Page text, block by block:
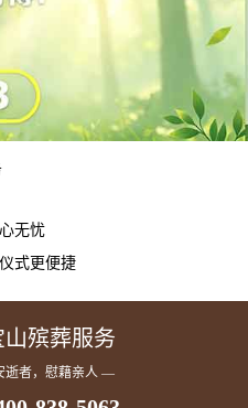
无忧
式更便捷
山殡葬服务
者，慰藉亲人 —